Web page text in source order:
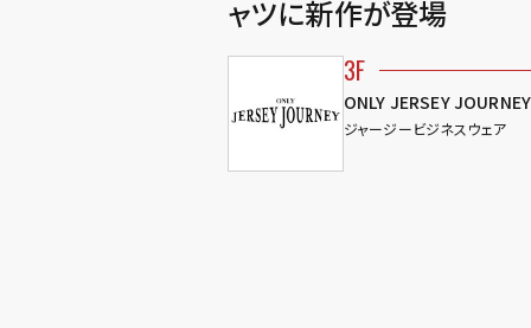
ャツに新作が登場
3F
ONLY JERSEY JOURNEY
ジャージービジネスウェア